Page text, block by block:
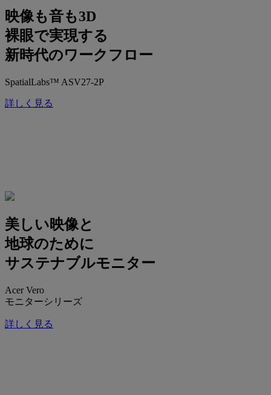
映像も音も3D
裸眼で実現する
新時代のワークフロー
SpatialLabs™ ASV27-2P
詳しく見る
美しい映像と
地球のために
サステナブルモニター
Acer Vero
モニターシリーズ
詳しく見る